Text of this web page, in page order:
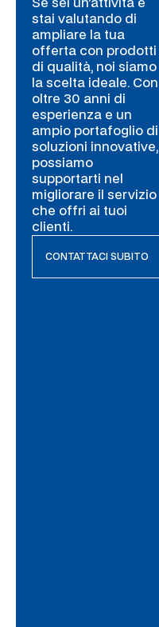
Se sei un'attività e
stai valutando di
ampliare la tua
offerta con prodotti
di qualità, noi siamo
la scelta ideale. Con
oltre 30 anni di
esperienza e un
ampio portafoglio di
soluzioni innovative,
possiamo
supportarti nel
migliorare il servizio
che offri ai tuoi
clienti.
CONTATTACI SUBITO